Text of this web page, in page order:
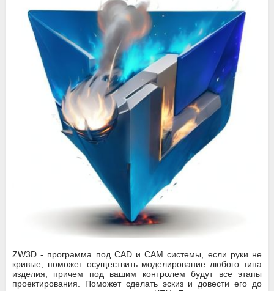
ZW3D - программа под CAD и CAM системы, если руки не
кривые, поможет осуществить моделирование любого типа
изделия, причем под вашим контролем будут все этапы
проектирования. Поможет сделать эскиз и довести его до